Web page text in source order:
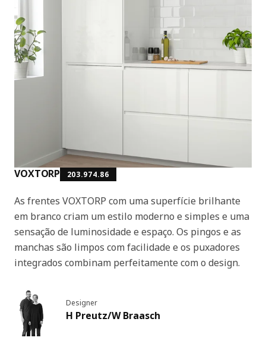
VOXTORP 203.974.86
As frentes VOXTORP com uma superfície brilhante
em branco criam um estilo moderno e simples e uma
sensação de luminosidade e espaço. Os pingos e as
manchas são limpos com facilidade e os puxadores
integrados combinam perfeitamente com o design.
Designer
H Preutz/W Braasch